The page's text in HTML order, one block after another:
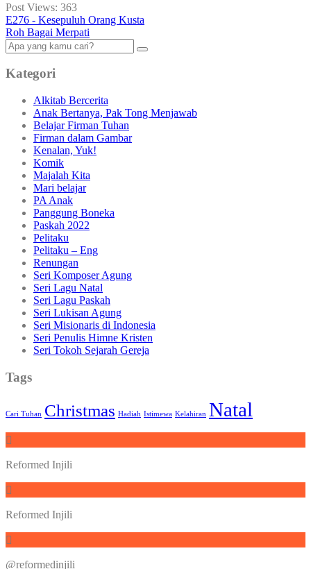
Post Views: 363
E276 - Kesepuluh Orang Kusta
Roh Bagai Merpati
Kategori
Alkitab Bercerita
Anak Bertanya, Pak Tong Menjawab
Belajar Firman Tuhan
Firman dalam Gambar
Kenalan, Yuk!
Komik
Majalah Kita
Mari belajar
PA Anak
Panggung Boneka
Paskah 2022
Pelitaku
Pelitaku – Eng
Renungan
Seri Komposer Agung
Seri Lagu Natal
Seri Lagu Paskah
Seri Lukisan Agung
Seri Misionaris di Indonesia
Seri Penulis Himne Kristen
Seri Tokoh Sejarah Gereja
Tags
Cari Tuhan Christmas Hadiah Istimewa Kelahiran Natal
Reformed Injili
Reformed Injili
@reformedinjili